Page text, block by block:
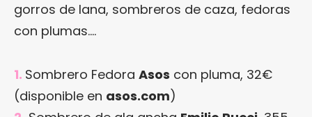
gorros de lana, sombreros de caza, fedoras
con plumas….
1. Sombrero Fedora Asos con pluma, 32€
(disponible en asos.com)